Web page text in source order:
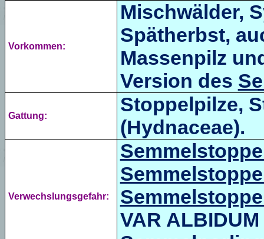
Vorkommen:
Mischwälder,
Spätherbst,
Massenpilz
Version des
Gattung:
Stoppelpilze,
(Hydnaceae).
Verwechslungsgefahr:
VAR